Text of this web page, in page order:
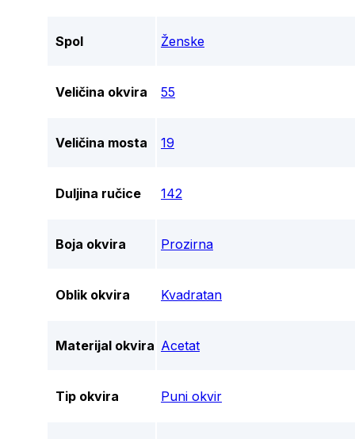
Spol Ženske
Veličina okvira 55
Veličina mosta 19
Duljina ručice 142
Boja okvira Prozirna
Oblik okvira Kvadratan
Materijal okvira Acetat
Tip okvira Puni okvir